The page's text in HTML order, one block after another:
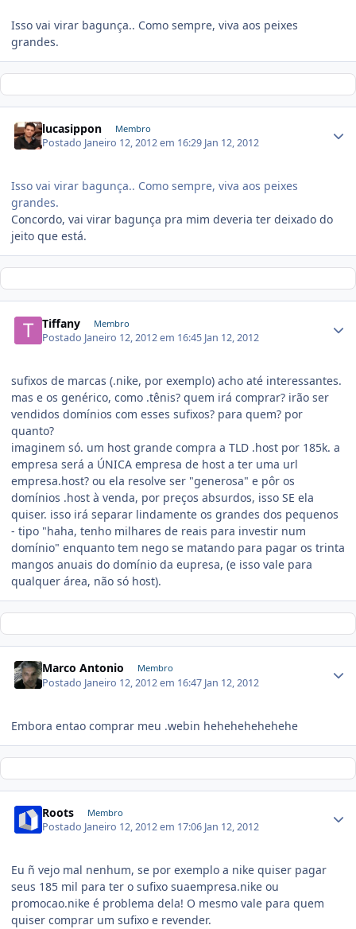
Isso vai virar bagunça.. Como sempre, viva aos peixes
grandes.
lucasippon Membro
Postado Janeiro 12, 2012 em 16:29 Jan 12, 2012
Isso vai virar bagunça.. Como sempre, viva aos peixes
grandes.
Concordo, vai virar bagunça pra mim deveria ter deixado do
jeito que está.
Tiffany Membro
Postado Janeiro 12, 2012 em 16:45 Jan 12, 2012
sufixos de marcas (.nike, por exemplo) acho até interessantes.
mas e os genérico, como .tênis? quem irá comprar? irão ser
vendidos domínios com esses sufixos? para quem? por
quanto?
imaginem só. um host grande compra a TLD .host por 185k. a
empresa será a ÚNICA empresa de host a ter uma url
empresa.host? ou ela resolve ser "generosa" e pôr os
domínios .host à venda, por preços absurdos, isso SE ela
quiser. isso irá separar lindamente os grandes dos pequenos
- tipo "haha, tenho milhares de reais para investir num
domínio" enquanto tem nego se matando para pagar os trinta
mangos anuais do domínio da eupresa, (e isso vale para
qualquer área, não só host).
Marco Antonio Membro
Postado Janeiro 12, 2012 em 16:47 Jan 12, 2012
Embora entao comprar meu .webin hehehehehehehe
Roots Membro
Postado Janeiro 12, 2012 em 17:06 Jan 12, 2012
Eu ñ vejo mal nenhum, se por exemplo a nike quiser pagar
seus 185 mil para ter o sufixo suaempresa.nike ou
promocao.nike é problema dela! O mesmo vale para quem
quiser comprar um sufixo e revender.